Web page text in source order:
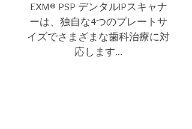
EXM® PSP デンタルIPスキャナ
ーは、独自な4つのプレートサ
イズでさまざまな歯科治療に対
応します...